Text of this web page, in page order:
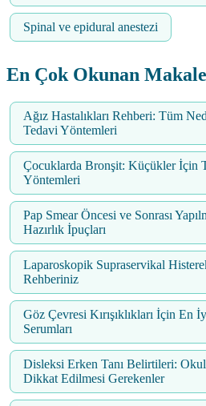
Spinal ve epidural anestezi
En Çok Okunan
Ağız Hastalıkları Rehberi: Tüm
Tedavi Yöntemleri
Çocuklarda Bronşit: Küçükler İçin
Yöntemleri
Pap Smear Öncesi ve Sonrası
Hazırlık İpuçları
Laparoskopik Supraservikal
Rehberiniz
Göz Çevresi Kırışıklıkları İçin
Serumları
Disleksi Erken Tanı Belirtileri:
Dikkat Edilmesi Gerekenler